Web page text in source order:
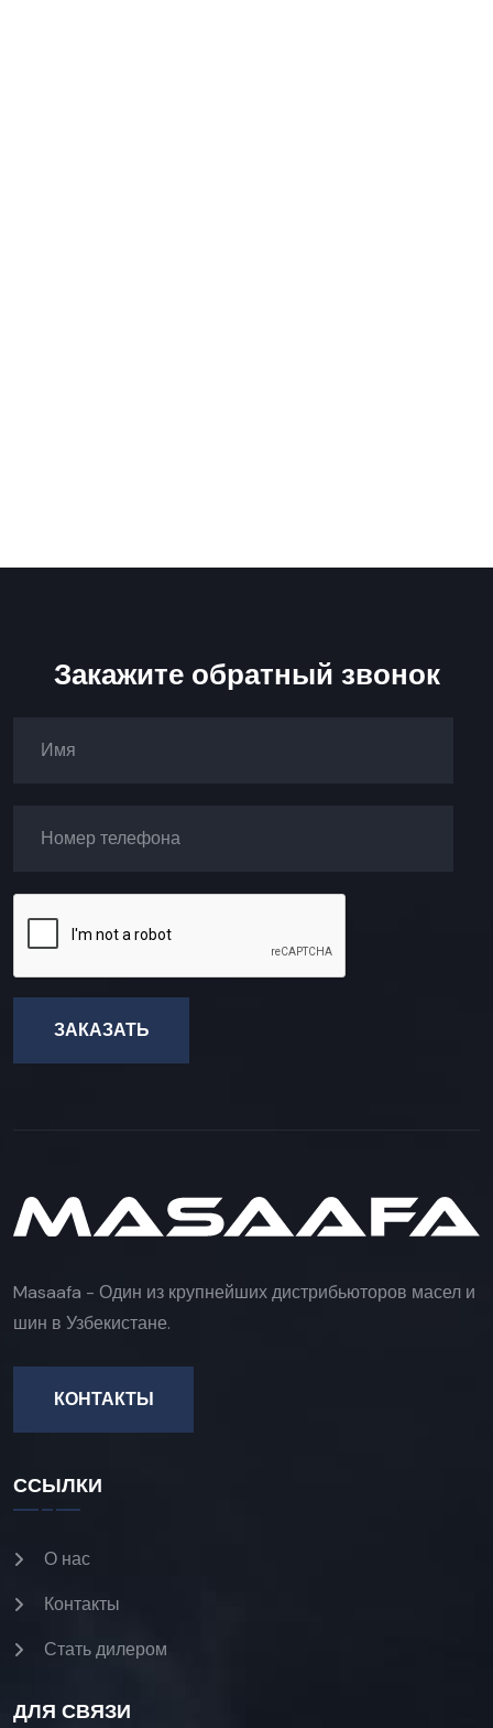
Закажите обратный звонок
ЗАКАЗАТЬ
Masaafa - Один из крупнейших дистрибьюторов масел и
шин в Узбекистане.
КОНТАКТЫ
ССЫЛКИ
О нас
Контакты
Стать дилером
ДЛЯ СВЯЗИ